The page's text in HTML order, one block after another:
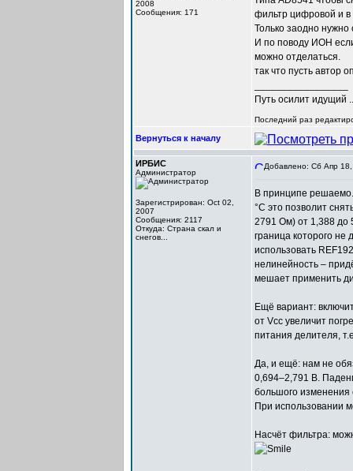
2008
Сообщения: 171
фильтр цифровой и
Только заодно
И по поводу ИОН
можно отделаться.
так что пусть автор
Путь осилит идущий
Последний раз
Вернуться к началу
ИРБИС
Администратор
Зарегистрирован: Oct 02,
2007
Сообщения: 2117
Откуда: Cтрана скал и
снегов...
Добавлено: Сб Апр
В принципе решаемо.
°С это позволит
2791 Ом) от 1,388 до
граница которого
использовать
нелинейность –
мешает применить
Ещё вариант:
от Vcc увеличит
питания делителя,
Да, и ещё: нам не
0,694–2,791 В.
большого
При использовании
Насчёт фильтра: